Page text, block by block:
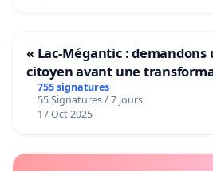
« Lac-Mégantic :
citoyen avant une
de notre territoire »
755 signatures
55 Signatures / 7 jours
17 Oct 2025